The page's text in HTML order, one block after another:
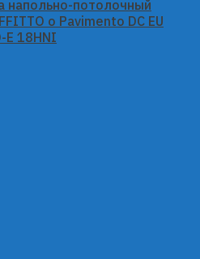
напольно-потолочный
o Pavimento DC EU
E 18HNI